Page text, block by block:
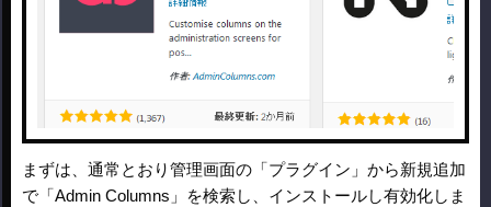
まずは、通常とおり管理画面の「プラグイン」から新規追加
で「Admin Columns」を検索し、インストールし有効化しま